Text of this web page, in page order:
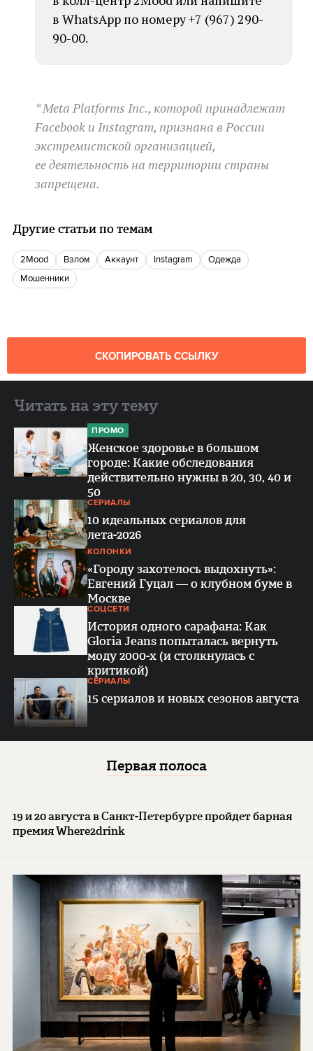
в WhatsApp по номеру +7 (967) 290-
90-00.
* Meta Platforms Inc., которой принадлежат
Facebook и Instagram, признана в России
экстремистской организацией,
ее деятельность на территории страны
запрещена.
Другие статьи по темам
2Mood Взлом Аккаунт Instagram
одежда
мошенники
СКОПИРОВАТЬ ССЫЛКУ
Читать на эту тему
ПРОМО
Женское здоровье в большом
городе: Какие обследования
действительно нужны в 20, 30, 40 и
50
СЕРИАЛЫ
10 идеальных сериалов для
лета-2026
КОЛОНКИ
«Городу захотелось выдохнуть»:
Евгений Гуцал — о клубном буме в
Москве
СОЦСЕТИ
История одного сарафана: Как
Gloria Jeans попыталась вернуть
моду 2000-х (и столкнулась с
критикой)
СЕРИАЛЫ
15 сериалов и новых сезонов августа
Первая полоса
19 и 20 августа в Санкт-Петербурге пройдет барная
премия Where2drink